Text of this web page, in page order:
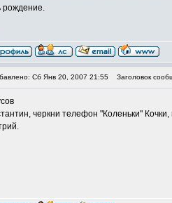
рождение.
Сб Янв 20, 2007 21:55 Заголовок
черкни телефон "Коленьки"